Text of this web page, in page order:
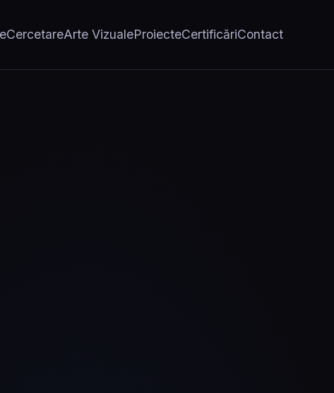
CercetareArte VizualeProiecteCertificăriContact